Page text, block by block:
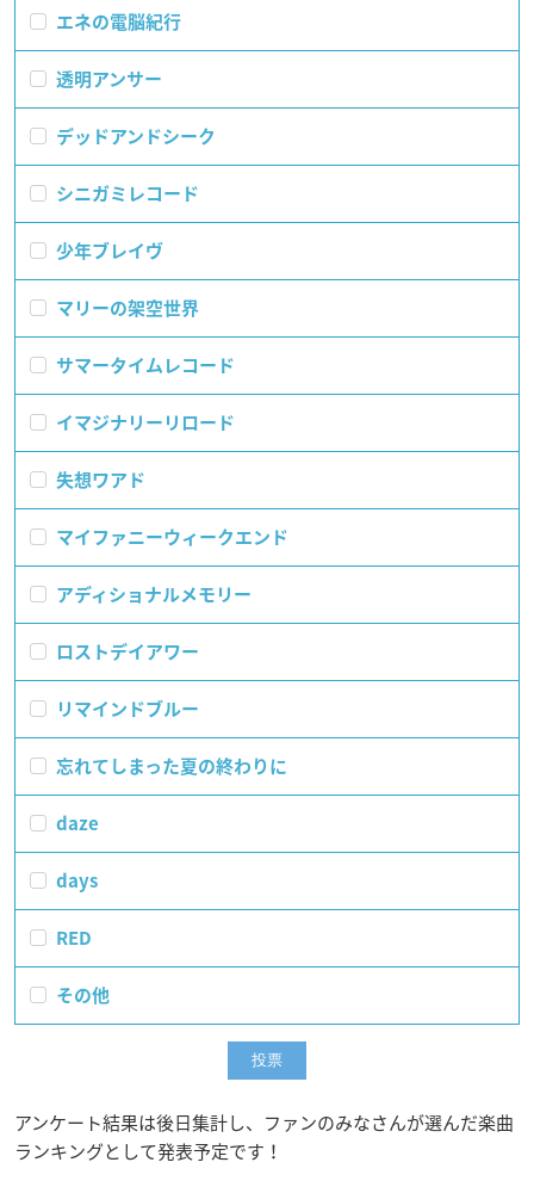
エネの電脳紀行
透明アンサー
デッドアンドシーク
シニガミレコード
少年ブレイヴ
マリーの架空世界
サマータイムレコード
イマジナリーリロード
失想ワアド
マイファニーウィークエンド
アディショナルメモリー
ロストデイアワー
リマインドブルー
忘れてしまった夏の終わりに
daze
days
RED
その他
アンケート結果は後日集計し、ファンのみなさんが選んだ楽曲
ランキングとして発表予定です！